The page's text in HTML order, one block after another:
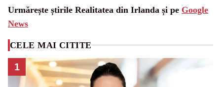
Urmărește știrile Realitatea din Irlanda și pe Google
News
CELE MAI CITITE
1